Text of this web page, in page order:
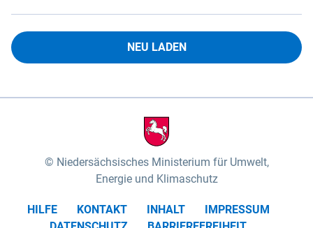
NEU LADEN
Niedersächsisches Ministerium für Umwelt,
Energie und Klimaschutz
HILFE KONTAKT INHALT
IMPRESSUM